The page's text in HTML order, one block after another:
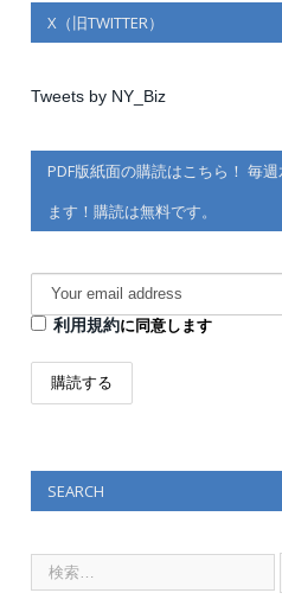
X（旧TWITTER）
Tweets by NY_Biz
PDF版紙面の購読はこちら！ 毎
ます！購読は無料です。
利用規約に同意します
SEARCH